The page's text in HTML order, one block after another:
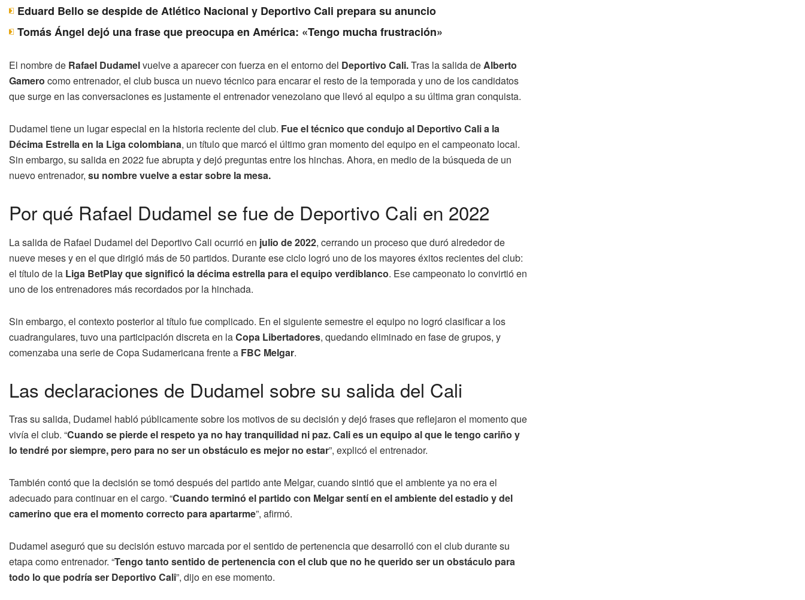
Eduard Bello se despide de Atlético Nacional y Deportivo Cali prepara su anuncio
Tomás Ángel dejó una frase que preocupa en América: «Tengo mucha frustración»
El nombre de Rafael Dudamelvuelve a aparecer con fuerza en el entorno del Deportivo Cali.Tras la salida deAlberto
Gamero como entrenador, el club busca un nuevo técnico para encarar el resto de la temporada y uno de los candidatos
que surge en las conversaciones es justamente el entrenador venezolano que llevó al equipo a su última gran conquista.
Dudamel tiene un lugar especial en la historia reciente del club. Fue el técnico que condujo al Deportivo Cali a la
Décima Estrella en la Liga colombiana, un título que marcó el último gran momento del equipo en el campeonato local.
Sin embargo, su salida en 2022 fue abrupta y dejó preguntas entre los hinchas. Ahora, en medio de la búsqueda de un
nuevo entrenador, su nombre vuelve a estar sobre la mesa.
Por qué Rafael Dudamel se fue de Deportivo Cali en 2022
La salida de Rafael Dudamel del Deportivo Cali ocurrió en julio de 2022, cerrando un proceso que duró alrededor de
nueve meses y en el que dirigió más de 50 partidos. Durante ese ciclo logró uno de los mayores éxitos recientes del club:
el título de la Liga BetPlay que significó la décima estrella para el equipo verdiblanco. Ese campeonato lo convirtió en
uno de los entrenadores más recordados por la hinchada.
Sin embargo, el contexto posterior al título fue complicado. En el siguiente semestre el equipo no logró clasificar a los
cuadrangulares, tuvo una participación discreta en laCopa Libertadores, quedando eliminado en fase de grupos, y
comenzaba una serie de Copa Sudamericana frente a FBC Melgar.
Las declaraciones de Dudamel sobre su salida del Cali
Tras su salida, Dudamel habló públicamente sobre los motivos de su decisión y dejó frases que reflejaron el momento que
vivía el club. “Cuando se pierde el respeto ya no hay tranquilidad ni paz. Cali es un equipo al que le tengo cariño y
lo tendré por siempre, pero para no ser un obstáculo es mejor no estar”, explicó el entrenador.
También contó que la decisión se tomó después del partido ante Melgar, cuando sintió que el ambiente ya no era el
adecuado para continuar en el cargo. “Cuando terminó el partido con Melgar sentí en el ambiente del estadio y del
camerino que era el momento correcto para apartarme”, afirmó.
Dudamel aseguró que su decisión estuvo marcada por el sentido de pertenencia que desarrolló con el club durante su
etapa como entrenador. “Tengo tanto sentido de pertenencia con el club que no he querido ser un obstáculo para
todo lo que podría ser Deportivo Cali”, dijo en ese momento.